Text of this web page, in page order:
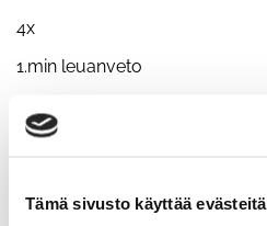
Tämä sivusto käyttää evästeitä
4x
1.min leuanveto
3.min askellus boksille